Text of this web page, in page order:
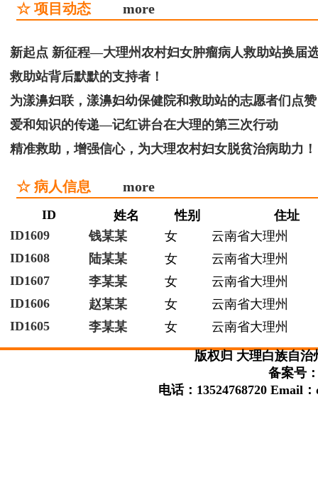
☆ 项目动态 more
新起点 新征程—大理州农村妇女肿瘤病人救助站换届
救助站背后默默的支持者！
为漾濞妇联，漾濞妇幼保健院和救助站的志愿者们点
爱和知识的传递—记红讲台在大理的第三次行动
精准救助，增强信心，为大理农村妇女脱贫治病助力！
☆ 病人信息 more
ID 姓名 性别
住址
ID1609
钱某某 女
云南省大理州
ID1608
陆某某 女
云南省大理州
ID1607
李某某 女
云南省大理州
ID1606
赵某某 女
云南省大理州
ID1605
李某某 女 云南省大理州
版权归 大理白族自
备案号
电话：13524768720 Email